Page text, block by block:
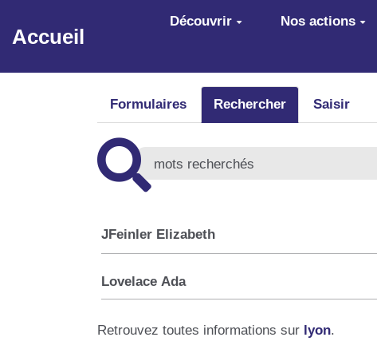
Aller au contenu principal
Accueil
Découvrir Nos actions
Formulaires Rechercher Saisir
JFeinler Elizabeth
Lovelace Ada
Retrouvez toutes informations sur lyon.